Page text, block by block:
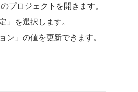
プロジェクトを開きます。
を選択します。
ン」の値を更新できます。